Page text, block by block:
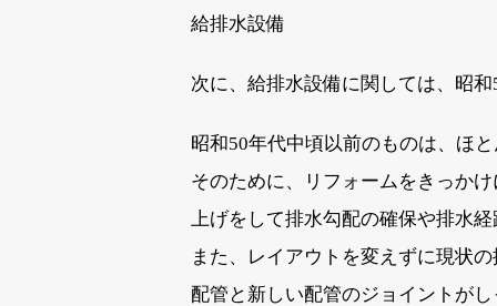
給排水設備
次に、給排水設備に関しては、昭
昭和50年代中頃以前のものは、ほ
そのために、リフォームをきっか
上げをして排水勾配の確保や排水
また、レイアウトを変えずに現状
配管と新しい配管のジョイントが